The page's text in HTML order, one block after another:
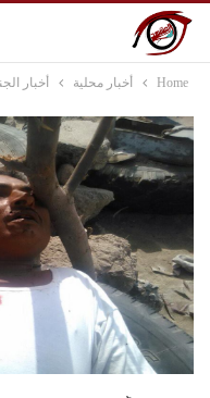
Home أخبار محلية أخبار